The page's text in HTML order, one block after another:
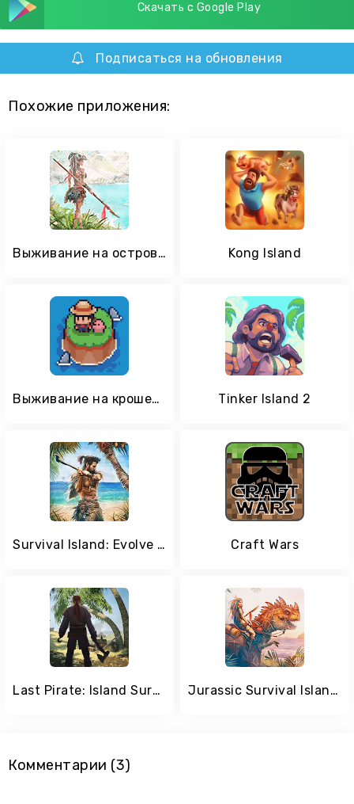
Скачать с Google Play
Подписаться на обновления
Похожие приложения:
Выживание на острове: Лес 3D Kong Island
Выживание на крошечном острове Tinker Island 2
Survival Island: Evolve Clans Craft Wars
Last Pirate: Island Survival Jurassic Survival Island: Evolve
Комментарии (3)